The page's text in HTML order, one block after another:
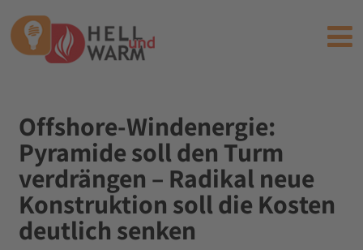
Offshore-Windenergie:
Pyramide soll den Turm
verdrängen – Radikal neue
Konstruktion soll die Kosten
deutlich senken